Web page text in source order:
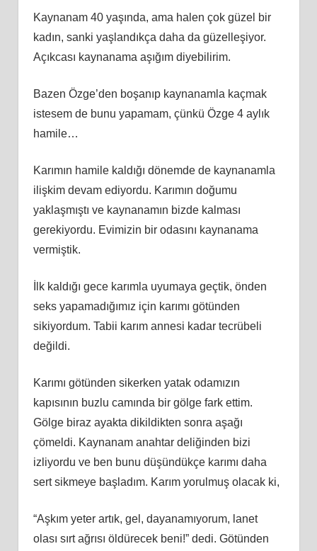
Kaynanam 40 yaşında, ama halen çok güzel bir
kadın, sanki yaşlandıkça daha da güzelleşiyor.
Açıkcası kaynanama aşığım diyebilirim.
Bazen Özge’den boşanıp kaynanamla kaçmak
istesem de bunu yapamam, çünkü Özge 4 aylık
hamile…
Karımın hamile kaldığı dönemde de kaynanamla
ilişkim devam ediyordu. Karımın doğumu
yaklaşmıştı ve kaynanamın bizde kalması
gerekiyordu. Evimizin bir odasını kaynanama
vermiştik.
İlk kaldığı gece karımla uyumaya geçtik, önden
seks yapamadığımız için karımı götünden
sikiyordum. Tabii karım annesi kadar tecrübeli
değildi.
Karımı götünden sikerken yatak odamızın
kapısının buzlu camında bir gölge fark ettim.
Gölge biraz ayakta dikildikten sonra aşağı
çömeldi. Kaynanam anahtar deliğinden bizi
izliyordu ve ben bunu düşündükçe karımı daha
sert sikmeye başladım. Karım yorulmuş olacak ki,
“Aşkım yeter artık, gel, dayanamıyorum, lanet
olası sırt ağrısı öldürecek beni!” dedi. Götünden